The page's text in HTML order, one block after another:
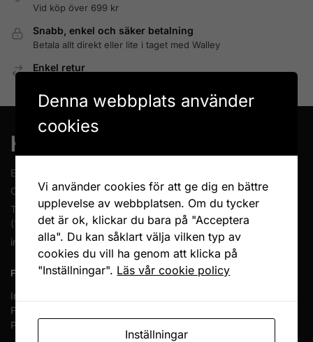
Vid köp över 699 kr
Snabb, enkel och säker betalning
Betala allt direkt eller lite i taget med Walley
Enkel retur
En del av Novodesign AB
Org.nr. 556790-1235
Tel.
08-400 209 60
(10-17 mån-fre)
info@heminreda.se
FÖLJ OSS
Instagram
Facebook
Pinterest
Denna webbplats använder
cookies
Vi använder cookies för att ge dig en bättre
upplevelse av webbplatsen. Om du tycker
det är ok, klickar du bara på "Acceptera
alla". Du kan såklart välja vilken typ av
cookies du vill ha genom att klicka på
"Inställningar". Läs vår cookie policy
Inställningar